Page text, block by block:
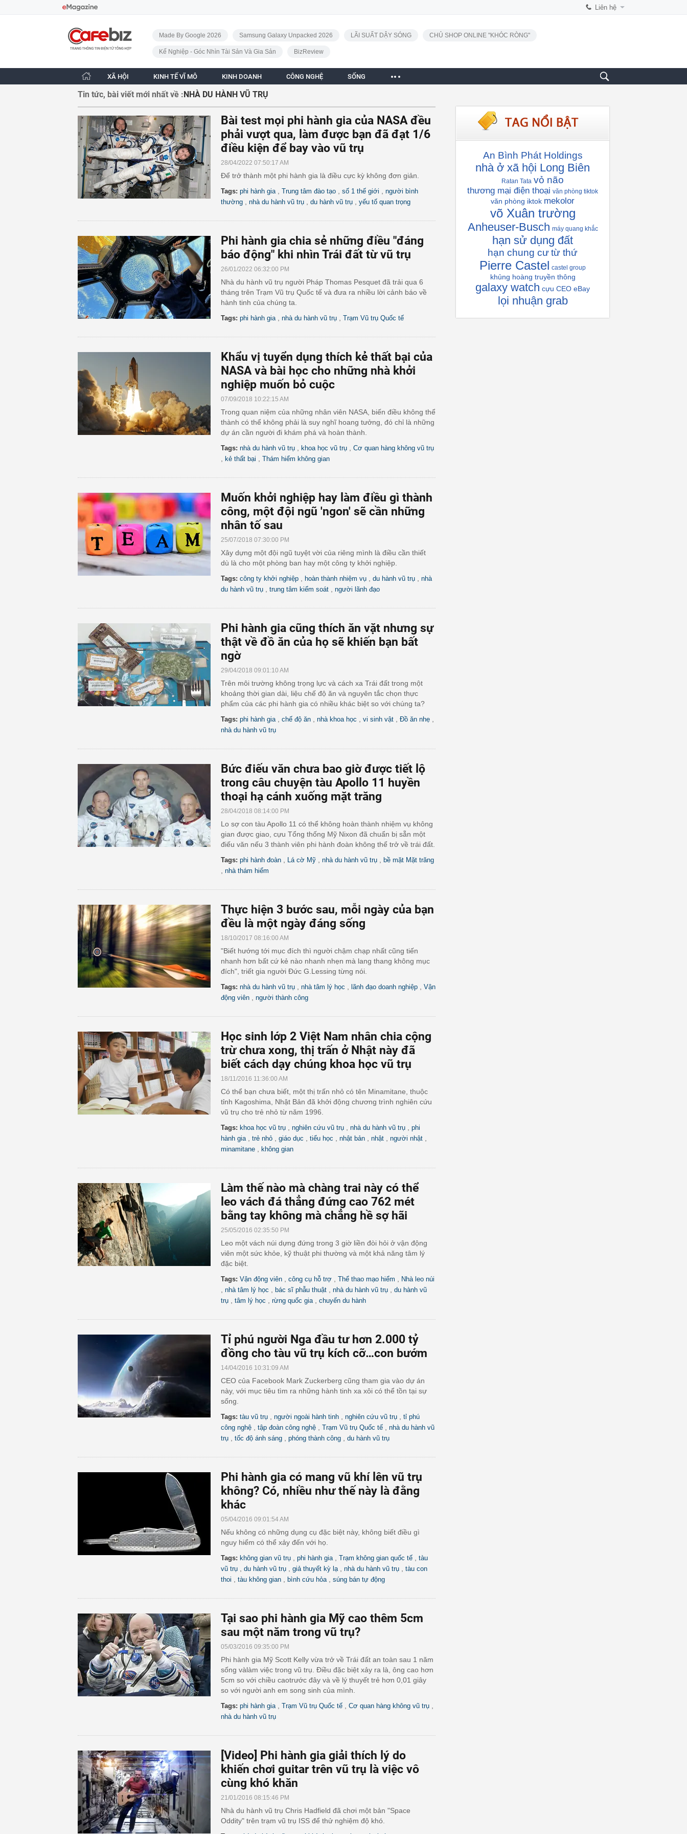
Liên hệ
CafeBiz - Trang chủ
Made By Google 2026
Samsung Galaxy Unpacked 2026 LÃI SUẤT DẬY SÓNG CHỦ SHOP ONLINE "KHÓC RÒNG"
Kế Nghiệp - Góc Nhìn Tài Sản Và Gia Sản BizReview
XÃ HỘI KINH TẾ VĨ MÔ KINH DOANH CÔNG NGHỆ SỐNG
Tin tức, bài viết mới nhất về :NHÀ DU HÀNH VŨ TRỤ
Bài test mọi phi hành gia của NASA đều
phải vượt qua, làm được bạn đã đạt 1/6
điều kiện để bay vào vũ trụ
28/04/2022 07:50:17 AM
Để trở thành một phi hành gia là điều cực kỳ không đơn giản.
Tags: phi hành gia Trung tâm đào tạo số 1 thế giới
người bình
thường
nhà du hành vũ trụ du hành vũ trụ yếu tố quan trọng
Phi hành gia chia sẻ những điều "đáng
báo động" khi nhìn Trái đất từ vũ trụ
26/01/2022 06:32:00 PM
Nhà du hành vũ trụ người Pháp Thomas Pesquet đã trải qua 6
tháng trên Trạm Vũ trụ Quốc tế và đưa ra nhiều lời cảnh báo về
hành tinh của chúng ta.
Tags: phi hành gia nhà du hành vũ trụ Trạm Vũ trụ Quốc tế
Khẩu vị tuyển dụng thích kẻ thất bại của
NASA và bài học cho những nhà khởi
nghiệp muốn bỏ cuộc
07/09/2018 10:22:15 AM
Trong quan niệm của những nhân viên NASA, biến điều không thể
thành có thể không phải là suy nghĩ hoang tưởng, đó chỉ là những
dự án cần người đi khám phá và hoàn thành.
Tags: nhà du hành vũ trụ khoa học vũ trụ Cơ quan hàng không vũ trụ
kẻ thất bại Thám hiểm không gian
Muốn khởi nghiệp hay làm điều gì thành
công, một đội ngũ 'ngon' sẽ cần những
nhân tố sau
25/07/2018 07:30:00 PM
Xây dựng một đội ngũ tuyệt vời của riêng mình là điều cần thiết
dù là cho một phòng ban hay một công ty khởi nghiệp.
Tags: công ty khởi nghiệp hoàn thành nhiệm vụ du hành vũ trụ
nhà
du hành vũ trụ
trung tâm kiểm soát người lãnh đạo
Phi hành gia cũng thích ăn vặt nhưng sự
thật về đồ ăn của họ sẽ khiến bạn bất
ngờ
29/04/2018 09:01:10 AM
Trên môi trường không trọng lực và cách xa Trái đất trong một
khoảng thời gian dài, liệu chế độ ăn và nguyên tắc chọn thực
phẩm của các phi hành gia có nhiều khác biệt so với chúng ta?
Tags: phi hành gia chế độ ăn nhà khoa học vi sinh vật Đồ ăn nhẹ
nhà du hành vũ trụ
Bức điếu văn chưa bao giờ được tiết lộ
trong câu chuyện tàu Apollo 11 huyền
thoại hạ cánh xuống mặt trăng
28/04/2018 08:14:00 PM
Lo sợ con tàu Apollo 11 có thể không hoàn thành nhiệm vụ không
gian được giao, cựu Tổng thống Mỹ Nixon đã chuẩn bị sẵn một
điếu văn nếu 3 thành viên phi hành đoàn không thể trở về trái đất.
Tags: phi hành đoàn Lá cờ Mỹ nhà du hành vũ trụ bề mặt Mặt trăng
nhà thám hiểm
Thực hiện 3 bước sau, mỗi ngày của bạn
đều là một ngày đáng sống
18/10/2017 08:16:00 AM
"Biết hướng tới mục đích thì người chậm chạp nhất cũng tiến
nhanh hơn bất cứ kẻ nào nhanh nhẹn mà lang thang không mục
đích", triết gia người Đức G.Lessing từng nói.
Tags: nhà du hành vũ trụ nhà tâm lý học lãnh đạo doanh nghiệp
Vận
động viên
người thành công
Học sinh lớp 2 Việt Nam nhân chia cộng
trừ chưa xong, thị trấn ở Nhật này đã
biết cách dạy chúng khoa học vũ trụ
18/11/2016 11:36:00 AM
Có thể bạn chưa biết, một thị trấn nhỏ có tên Minamitane, thuộc
tỉnh Kagoshima, Nhật Bản đã khởi động chương trình nghiên cứu
vũ trụ cho trẻ nhỏ từ năm 1996.
Tags: khoa học vũ trụ nghiên cứu vũ trụ nhà du hành vũ trụ
phi
hành gia
trẻ nhỏ giáo dục tiểu học nhật bản nhật người nhật
minamitane không gian
Làm thế nào mà chàng trai này có thể
leo vách đá thẳng đứng cao 762 mét
bằng tay không mà chẳng hề sợ hãi
25/05/2016 02:35:50 PM
Leo một vách núi dựng đứng trong 3 giờ liền đòi hỏi ở vận động
viên một sức khỏe, kỹ thuật phi thường và một khả năng tâm lý
đặc biệt.
Tags: Vận động viên công cụ hỗ trợ Thể thao mạo hiểm Nhà leo núi
nhà tâm lý học bác sĩ phẫu thuật nhà du hành vũ trụ
du hành vũ
trụ
tâm lý học rừng quốc gia chuyến du hành
Tỉ phú người Nga đầu tư hơn 2.000 tỷ
đồng cho tàu vũ trụ kích cỡ…con bướm
14/04/2016 10:31:09 AM
CEO của Facebook Mark Zuckerberg cũng tham gia vào dự án
này, với mục tiêu tìm ra những hành tinh xa xôi có thể tồn tại sự
sống.
Tags: tàu vũ trụ người ngoài hành tinh nghiên cứu vũ trụ
tỉ phú
công nghệ
tập đoàn công nghệ Trạm Vũ trụ Quốc tế
nhà du hành vũ
trụ
tốc độ ánh sáng phóng thành công du hành vũ trụ
Phi hành gia có mang vũ khí lên vũ trụ
không? Có, nhiều như thế này là đằng
khác
05/04/2016 09:01:54 AM
Nếu không có những dụng cụ đặc biệt này, không biết điều gì
nguy hiểm có thể xảy đến với họ.
Tags: không gian vũ trụ phi hành gia Trạm không gian quốc tế
tàu
vũ trụ
du hành vũ trụ giả thuyết kỳ lạ nhà du hành vũ trụ
tàu con
thoi
tàu không gian bình cứu hỏa súng bán tự động
Tại sao phi hành gia Mỹ cao thêm 5cm
sau một năm trong vũ trụ?
05/03/2016 09:35:00 PM
Phi hành gia Mỹ Scott Kelly vừa trở về Trái đất an toàn sau 1 năm
sống vàlàm việc trong vũ trụ. Điều đặc biệt xảy ra là, ông cao hơn
5cm so với chiều caotrước đây và về lý thuyết trẻ hơn 0,01 giây
so với người anh em song sinh của mình.
Tags: phi hành gia Trạm Vũ trụ Quốc tế Cơ quan hàng không vũ trụ
nhà du hành vũ trụ
[Video] Phi hành gia giải thích lý do
khiến chơi guitar trên vũ trụ là việc vô
cùng khó khăn
21/01/2016 08:15:46 PM
Nhà du hành vũ trụ Chris Hadfield đã chơi một bản "Space
Oddity" trên trạm vũ trụ ISS để thử nghiệm độ khó.
An Bình Phát Holdings
nhà ở xã hội Long Biên
Ratan Tata vỏ não
thương mại điện thoại văn phòng tiktok
văn phòng iktok mekolor
võ Xuân trường
Anheuser-Busch máy quang khắc
hạn sử dụng đất
hạn chung cưtừ thứ
Pierre Castel castel group
khủng hoàng truyền thông
galaxy watch cựu CEO eBay
lọi nhuận grab